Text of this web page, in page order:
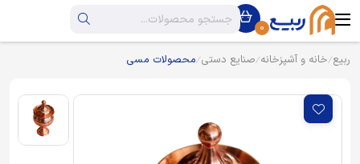
0
ربیع خانه و آشپزخانه صنایع دستی محصولات مسی